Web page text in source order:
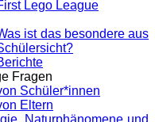
Lego League
ist das besondere aus
Fragen
Schüler*innen
Eltern
Naturphänomene und